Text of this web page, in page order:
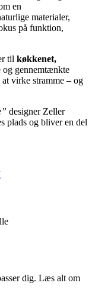
en
materialer,
på funktion,
til køkkenet,
og gennemtænkte
virke stramme – og
designer Zeller
plads og bliver en del
dig. Læs alt om